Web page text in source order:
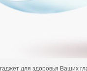
для здоровья Ваших